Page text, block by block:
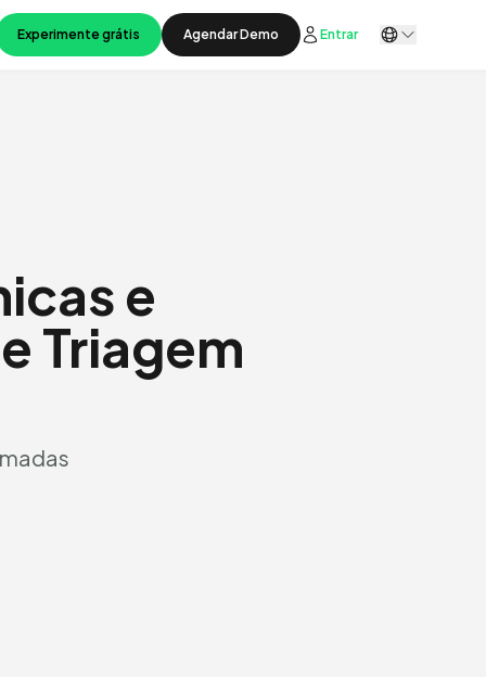
Experimente grátis Agendar Demo Entrar
e
Triagem